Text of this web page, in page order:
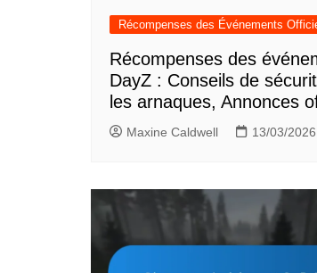
Récompenses des Événements
Récompenses des
DayZ : Conseils de
les arnaques, Annonces
Maxine Caldwell 13/03/2026